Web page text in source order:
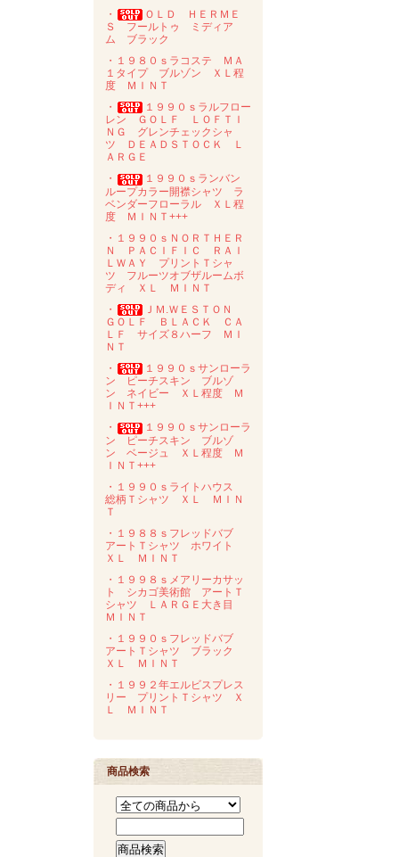
・
ＯＬＤ ＨＥＲＭＥ
Ｓ フールトゥ ミディア
ム ブラック
・１９８０ｓラコステ ＭＡ
１タイプ ブルゾン ＸＬ程
度 ＭＩＮＴ
・
１９９０ｓラルフロー
レン ＧＯＬＦ ＬＯＦＴＩ
ＮＧ グレンチェックシャ
ツ ＤＥＡＤＳＴＯＣＫ Ｌ
ＡＲＧＥ
・
１９９０ｓランバン
ループカラー開襟シャツ ラ
ベンダーフローラル ＸＬ程
度 ＭＩＮＴ+++
・１９９０ｓＮＯＲＴＨＥＲ
Ｎ ＰＡＣＩＦＩＣ ＲＡＩ
ＬＷＡＹ プリントＴシャ
ツ フルーツオブザルームボ
ディ ＸＬ ＭＩＮＴ
・
ＪＭ.ＷＥＳＴＯＮ
ＧＯＬＦ ＢＬＡＣＫ ＣＡ
ＬＦ サイズ８ハーフ ＭＩ
ＮＴ
・
１９９０ｓサンローラ
ン ピーチスキン ブルゾ
ン ネイビー ＸＬ程度 Ｍ
ＩＮＴ+++
・
１９９０ｓサンローラ
ン ピーチスキン ブルゾ
ン ベージュ ＸＬ程度 Ｍ
ＩＮＴ+++
・１９９０ｓライトハウス
総柄Ｔシャツ ＸＬ ＭＩＮ
Ｔ
・１９８８ｓフレッドバブ
アートＴシャツ ホワイト
ＸＬ ＭＩＮＴ
・１９９８ｓメアリーカサッ
ト シカゴ美術館 アートＴ
シャツ ＬＡＲＧＥ大き目
ＭＩＮＴ
・１９９０ｓフレッドバブ
アートＴシャツ ブラック
ＸＬ ＭＩＮＴ
・１９９２年エルビスプレス
リー プリントＴシャツ Ｘ
Ｌ ＭＩＮＴ
商品検索